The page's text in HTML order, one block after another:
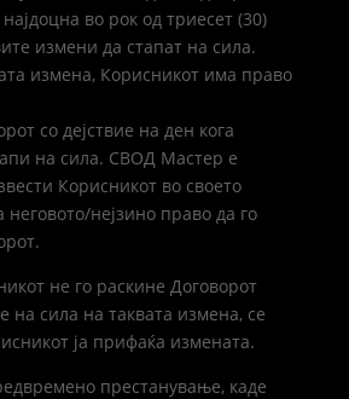
во рок од триесет (30)
измени да стапат на сила.
измена, Корисникот има право
со дејствие на ден кога
на сила. СВОД Мастер е
Корисникот во своето
неговото/нејзино право да го
не го раскине Договорот
на сила на таквата измена, се
ја прифаќа измената.
престанување, каде